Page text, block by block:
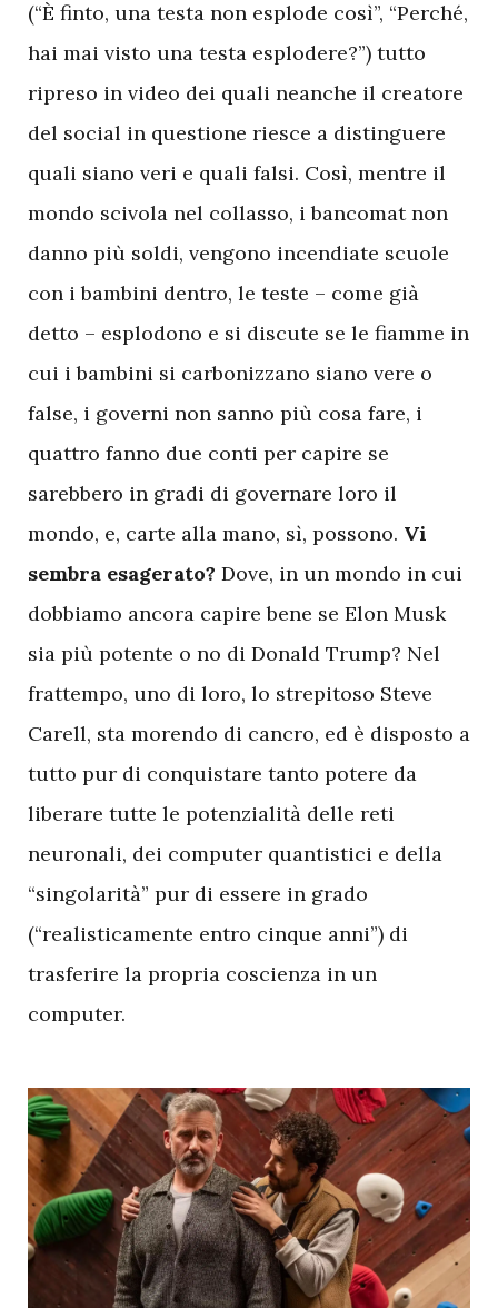
(“È finto, una testa non esplode così”, “Perché,
hai mai visto una testa esplodere?”) tutto
ripreso in video dei quali neanche il creatore
del social in questione riesce a distinguere
quali siano veri e quali falsi. Così, mentre il
mondo scivola nel collasso, i bancomat non
danno più soldi, vengono incendiate scuole
con i bambini dentro, le teste – come già
detto – esplodono e si discute se le fiamme in
cui i bambini si carbonizzano siano vere o
false, i governi non sanno più cosa fare, i
quattro fanno due conti per capire se
sarebbero in gradi di governare loro il
mondo, e, carte alla mano, sì, possono. Vi
sembra esagerato? Dove, in un mondo in cui
dobbiamo ancora capire bene se Elon Musk
sia più potente o no di Donald Trump? Nel
frattempo, uno di loro, lo strepitoso Steve
Carell, sta morendo di cancro, ed è disposto a
tutto pur di conquistare tanto potere da
liberare tutte le potenzialità delle reti
neuronali, dei computer quantistici e della
“singolarità” pur di essere in grado
(“realisticamente entro cinque anni”) di
trasferire la propria coscienza in un
computer.